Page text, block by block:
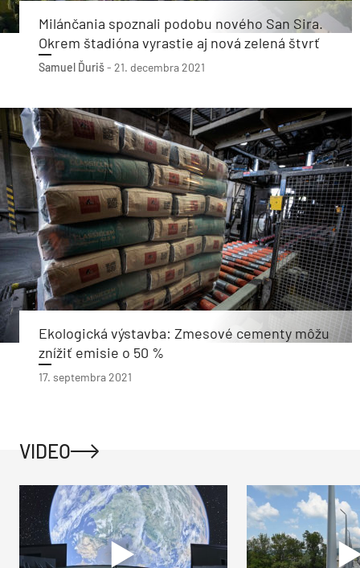
Milánčania spoznali podobu nového San Sira.
Okrem štadióna vyrastie aj nová zelená štvrť
Samuel Ďuriš- 21. decembra 2021
Ekologická výstavba: Zmesové cementy môžu
znížiť emisie o 50 %
17. septembra 2021
VIDEO